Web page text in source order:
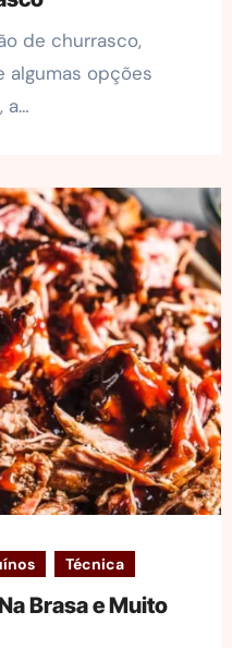
algumas opções
a…
Técnica
Brasa e Muito